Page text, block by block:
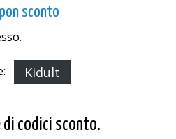
sconto
Kidult
di codici sconto.